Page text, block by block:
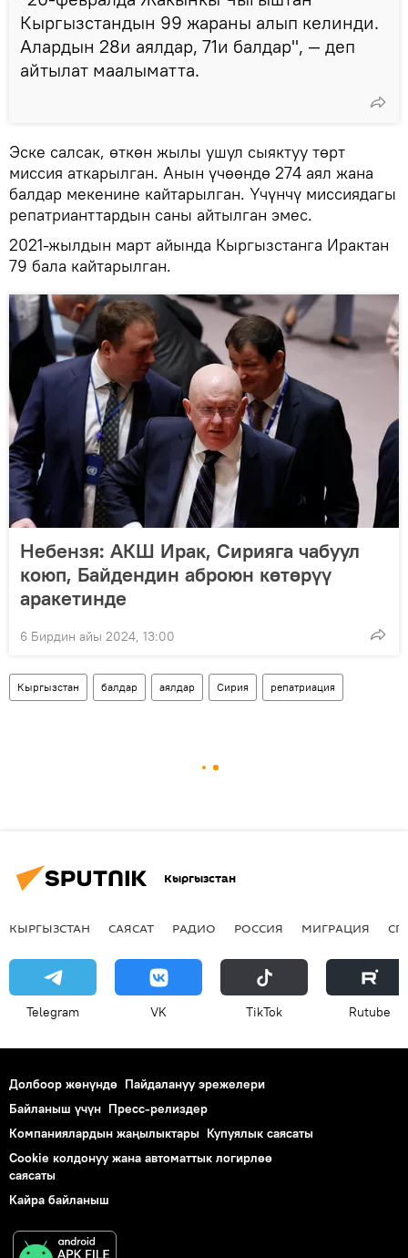
Кыргызстандын 99 жараны алып келинди.
Алардын 28и аялдар, 71и балдар", — деп
айтылат маалыматта.
Эске салсак, өткөн жылы ушул сыяктуу төрт
миссия аткарылган. Анын үчөөндө 274 аял жана
балдар мекенине кайтарылган. Үчүнчү миссиядагы
репатрианттардын саны айтылган эмес.
2021-жылдын март айында Кыргызстанга Ирактан
79 бала кайтарылган.
Небензя: АКШ Ирак, Сирияга чабуул
коюп, Байдендин аброюн көтөрүү
аракетинде
6 Бирдин айы 2024, 13:00
Кыргызстан балдар аялдар Сирия репатриация
Кыргызстан
КЫРГЫЗСТАН САЯСАТ РАДИО РОССИЯ МИГРАЦИЯ
Telegram VK ТikТоk Rutube
Долбоор жөнүндө Пайдалануу эрежелери
Байланыш үчүн Пресс-релиздер
Компаниялардын жаңылыктары Купуялык саясаты
Cookie колдонуу жана автоматтык логирлөө
саясаты
Кайра байланыш